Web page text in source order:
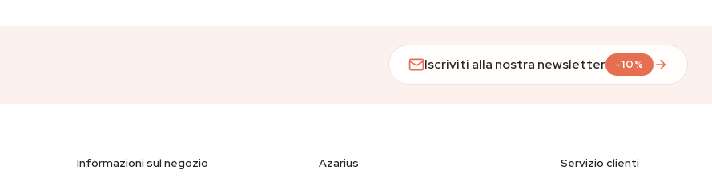
Iscriviti alla nostra newsletter -10%
Informazioni sul negozio
Azarius
Servizio clienti